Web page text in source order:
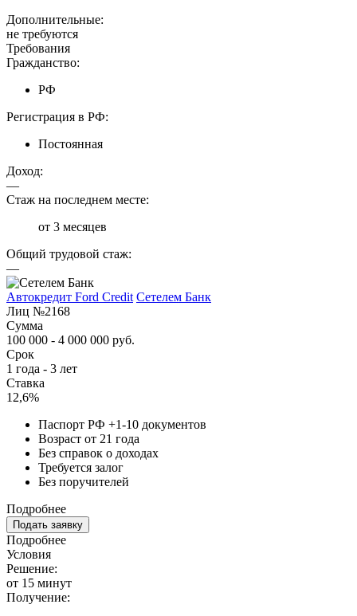
Дополнительные:
не требуются
Требования
Гражданство:
РФ
Регистрация в РФ:
Постоянная
Доход:
—
Стаж на последнем месте:
от 3 месяцев
Общий трудовой стаж:
—
Автокредит Ford Credit Сетелем Банк
Лиц №2168
Сумма
100 000 - 4 000 000 руб.
Срок
1 года - 3 лет
Ставка
12,6%
Паспорт РФ +1-10 документов
Возраст от 21 года
Без справок о доходах
Требуется залог
Без поручителей
Подробнее
Подать заявку
Подробнее
Условия
Решение:
от 15 минут
Получение: